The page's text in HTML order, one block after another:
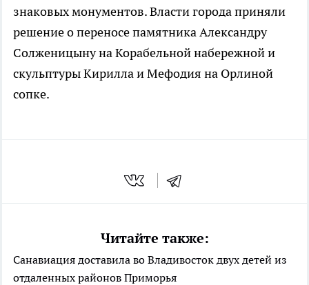
знаковых монументов. Власти города приняли
решение о переносе памятника Александру
Солженицыну на Корабельной набережной и
скульптуры Кирилла и Мефодия на Орлиной
сопке.
Читайте также:
Санавиация доставила во Владивосток двух детей из
отдаленных районов Приморья